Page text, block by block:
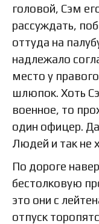
головой, Сэм
рассуждать,
оттуда на
надлежало
место у
шлюпок. Хоть
военное, то
один офицер.
Людей и так не
По дороге
бестолковую
это они с
отпуск